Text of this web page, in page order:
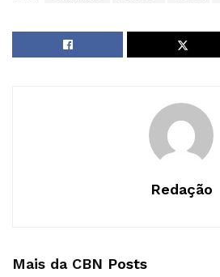
Redação
Mais da CBN Posts